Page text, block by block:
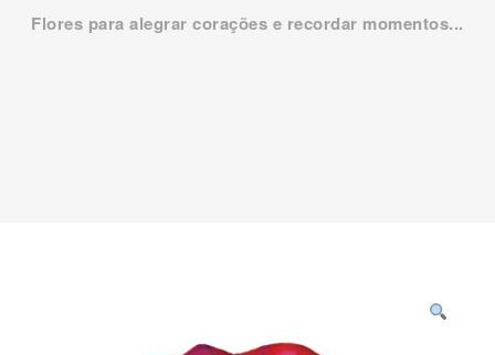
Flores para alegrar corações e recordar momentos...